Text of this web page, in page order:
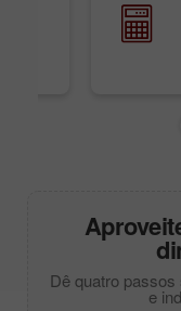
Dê quatro
e